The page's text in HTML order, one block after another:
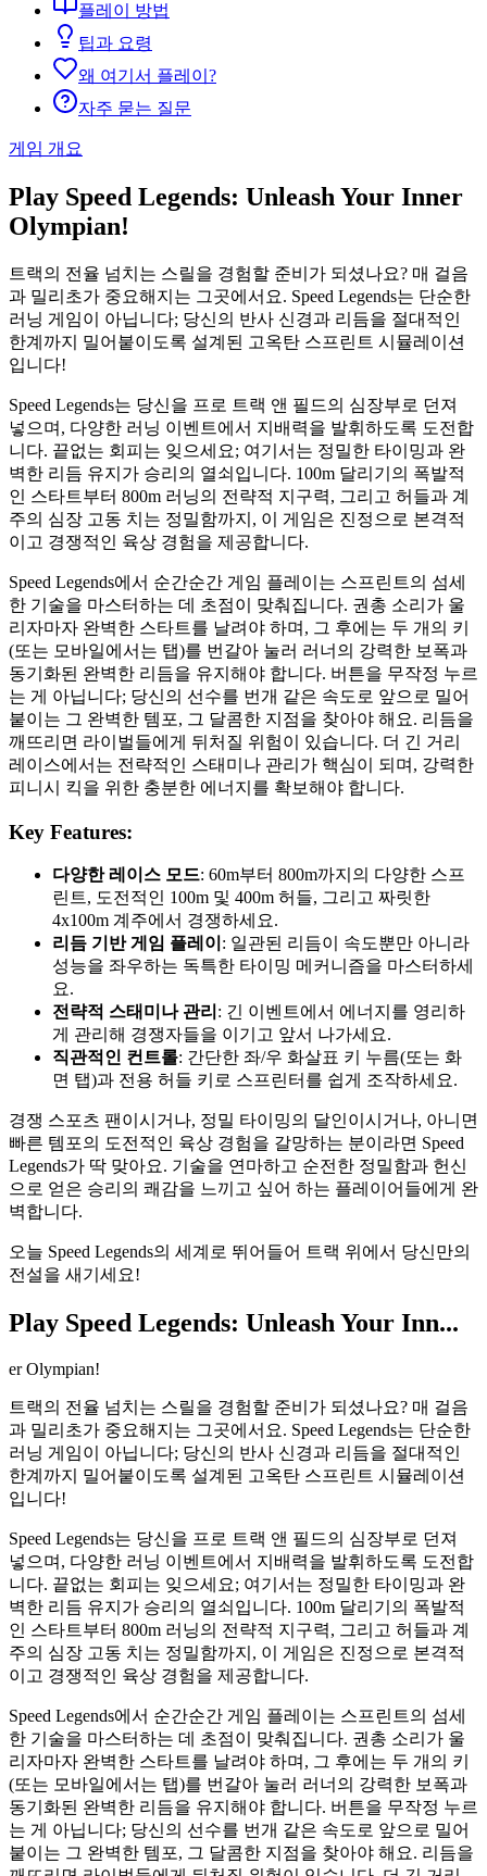
플레이 방법
팁과 요령
왜 여기서 플레이?
자주 묻는 질문
게임 개요
Play Speed Legends: Unleash Your Inner
Olympian!
트랙의 전율 넘치는 스릴을 경험할 준비가 되셨나요? 매 걸음
과 밀리초가 중요해지는 그곳에서요. Speed Legends는 단순한
러닝 게임이 아닙니다; 당신의 반사 신경과 리듬을 절대적인
한계까지 밀어붙이도록 설계된 고옥탄 스프린트 시뮬레이션
입니다!
Speed Legends는 당신을 프로 트랙 앤 필드의 심장부로 던져
넣으며, 다양한 러닝 이벤트에서 지배력을 발휘하도록 도전합
니다. 끝없는 회피는 잊으세요; 여기서는 정밀한 타이밍과 완
벽한 리듬 유지가 승리의 열쇠입니다. 100m 달리기의 폭발적
인 스타트부터 800m 러닝의 전략적 지구력, 그리고 허들과 계
주의 심장 고동 치는 정밀함까지, 이 게임은 진정으로 본격적
이고 경쟁적인 육상 경험을 제공합니다.
Speed Legends에서 순간순간 게임 플레이는 스프린트의 섬세
한 기술을 마스터하는 데 초점이 맞춰집니다. 권총 소리가 울
리자마자 완벽한 스타트를 날려야 하며, 그 후에는 두 개의 키
(또는 모바일에서는 탭)를 번갈아 눌러 러너의 강력한 보폭과
동기화된 완벽한 리듬을 유지해야 합니다. 버튼을 무작정 누르
는 게 아닙니다; 당신의 선수를 번개 같은 속도로 앞으로 밀어
붙이는 그 완벽한 템포, 그 달콤한 지점을 찾아야 해요. 리듬을
깨뜨리면 라이벌들에게 뒤처질 위험이 있습니다. 더 긴 거리
레이스에서는 전략적인 스태미나 관리가 핵심이 되며, 강력한
피니시 킥을 위한 충분한 에너지를 확보해야 합니다.
Key Features:
다양한 레이스 모드: 60m부터 800m까지의 다양한 스프
린트, 도전적인 100m 및 400m 허들, 그리고 짜릿한
4x100m 계주에서 경쟁하세요.
리듬 기반 게임 플레이 : 일관된 리듬이 속도뿐만 아니라
성능을 좌우하는 독특한 타이밍 메커니즘을 마스터하세
요.
전략적 스태미나 관리 : 긴 이벤트에서 에너지를 영리하
게 관리해 경쟁자들을 이기고 앞서 나가세요.
직관적인 컨트롤: 간단한 좌/우 화살표 키 누름(또는 화
면 탭)과 전용 허들 키로 스프린터를 쉽게 조작하세요.
경쟁 스포츠 팬이시거나, 정밀 타이밍의 달인이시거나, 아니면
빠른 템포의 도전적인 육상 경험을 갈망하는 분이라면 Speed
Legends가 딱 맞아요. 기술을 연마하고 순전한 정밀함과 헌신
으로 얻은 승리의 쾌감을 느끼고 싶어 하는 플레이어들에게 완
벽합니다.
오늘 Speed Legends의 세계로 뛰어들어 트랙 위에서 당신만의
전설을 새기세요!
Play Speed Legends: Unleash Your Inn...
er Olympian!
트랙의 전율 넘치는 스릴을 경험할 준비가 되셨나요? 매 걸음
과 밀리초가 중요해지는 그곳에서요. Speed Legends는 단순한
러닝 게임이 아닙니다; 당신의 반사 신경과 리듬을 절대적인
한계까지 밀어붙이도록 설계된 고옥탄 스프린트 시뮬레이션
입니다!
Speed Legends는 당신을 프로 트랙 앤 필드의 심장부로 던져
넣으며, 다양한 러닝 이벤트에서 지배력을 발휘하도록 도전합
니다. 끝없는 회피는 잊으세요; 여기서는 정밀한 타이밍과 완
벽한 리듬 유지가 승리의 열쇠입니다. 100m 달리기의 폭발적
인 스타트부터 800m 러닝의 전략적 지구력, 그리고 허들과 계
주의 심장 고동 치는 정밀함까지, 이 게임은 진정으로 본격적
이고 경쟁적인 육상 경험을 제공합니다.
Speed Legends에서 순간순간 게임 플레이는 스프린트의 섬세
한 기술을 마스터하는 데 초점이 맞춰집니다. 권총 소리가 울
리자마자 완벽한 스타트를 날려야 하며, 그 후에는 두 개의 키
(또는 모바일에서는 탭)를 번갈아 눌러 러너의 강력한 보폭과
동기화된 완벽한 리듬을 유지해야 합니다. 버튼을 무작정 누르
는 게 아닙니다; 당신의 선수를 번개 같은 속도로 앞으로 밀어
붙이는 그 완벽한 템포, 그 달콤한 지점을 찾아야 해요. 리듬을